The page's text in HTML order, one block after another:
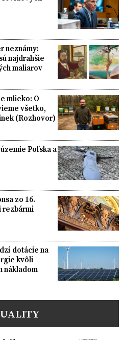
neznámy:
najdrahšie
maliarov
mlieko: O
všetko,
(Rozhovor)
Poľska a
zo 16.
rezbármi
dotácie na
kvôli
nákladom